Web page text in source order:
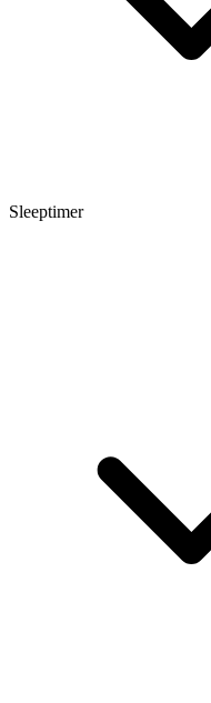
Sleeptimer